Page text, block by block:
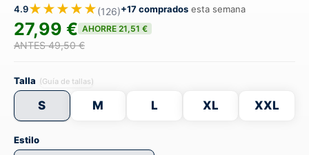
4.9★★★★★(126)+17 comprados esta semana
27,99 € AHORRE 21,51 €
ANTES 49,50 €
Talla (Guía de tallas)
S M L XL XXL
Estilo